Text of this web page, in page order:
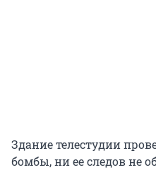
Здание телестудии
бомбы, ни ее следов не